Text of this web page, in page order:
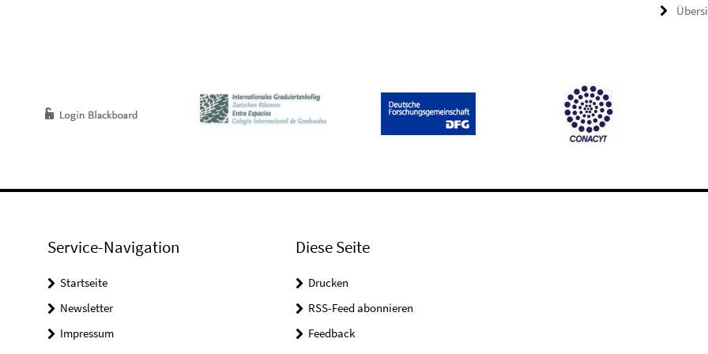
Service-Navigation
Startseite
Newsletter
Impressum
Diese Seite
Drucken
RSS-Feed abonnieren
Feedback